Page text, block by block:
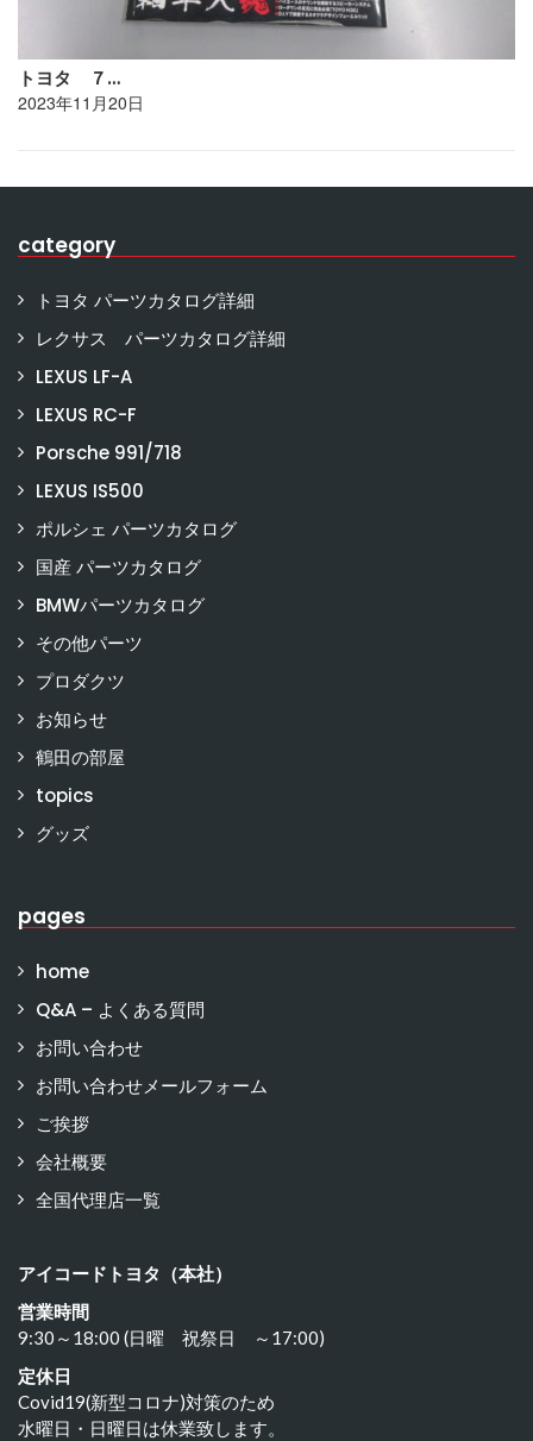
トヨタ ７…
2023年11月20日
category
トヨタ パーツカタログ詳細
レクサス パーツカタログ詳細
LEXUS LF-A
LEXUS RC-F
Porsche 991/718
LEXUS IS500
ポルシェ パーツカタログ
国産 パーツカタログ
BMWパーツカタログ
その他パーツ
プロダクツ
お知らせ
鶴田の部屋
topics
グッズ
pages
home
Q&A – よくある質問
お問い合わせ
お問い合わせメールフォーム
ご挨拶
会社概要
全国代理店一覧
アイコードトヨタ（本社）
営業時間
9:30～18:00 (日曜 祝祭日 ～17:00)
定休日
Covid19(新型コロナ)対策のため
水曜日・日曜日は休業致します。